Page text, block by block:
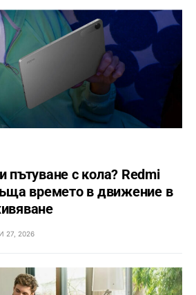
пътуване с кола? Redmi
времето в движение в
27, 2026